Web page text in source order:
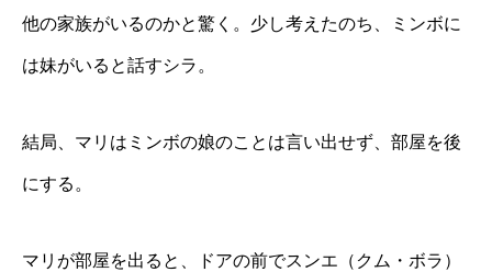
他の家族がいるのかと驚く。少し考えたのち、ミンボに
は妹がいると話すシラ。
結局、マリはミンボの娘のことは言い出せず、部屋を後
にする。
マリが部屋を出ると、ドアの前でスンエ（クム・ボラ）